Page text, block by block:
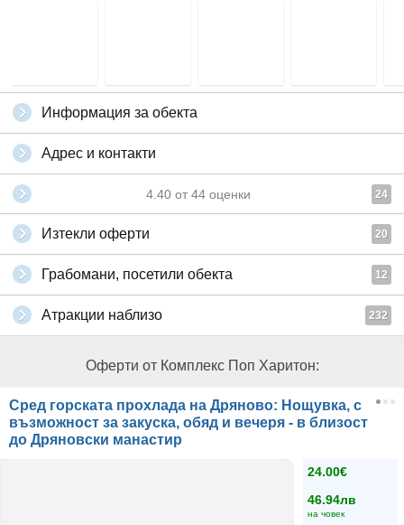
Информация за обекта
Адрес и контакти
4.40 от 44 оценки 24
Изтекли оферти 20
Грабомани, посетили обекта 12
Атракции наблизо 232
Оферти от Комплекс Поп Харитон:
Сред горската прохлада на Дряново: Нощувка, с
възможност за закуска, обяд и вечеря - в близост
до Дряновски манастир
24.00€
46.94лв
на човек